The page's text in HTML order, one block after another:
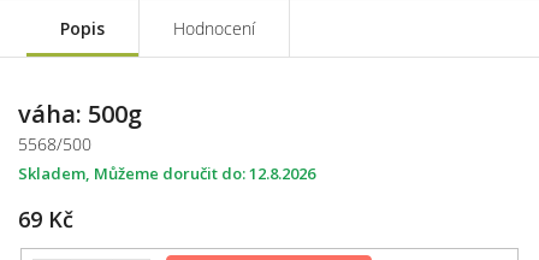
Popis Hodnocení
váha: 500g
5568/500
69 Kč
Skladem 12.8.2026